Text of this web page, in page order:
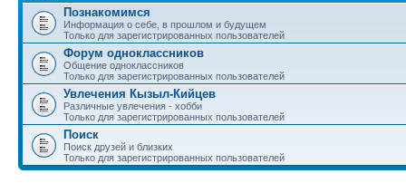
Познакомимся
Информация о себе, в прошлом и будущем
Только для зарегистрированных пользователей
Форум одноклассников
Общение одноклассников
Только для зарегистрированных пользователей
Увлечения Кызыл-Кийцев
Различные увлечения - хобби
Только для зарегистрированных пользователей
Поиск
Поиск друзей и близких
Только для зарегистрированных пользователей